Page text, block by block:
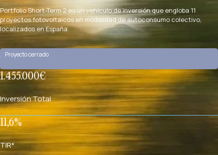
Portfolio Short-Term 2 es un vehículo de inversión que engloba 11
proyectos fotovoltaicos en modalidad de autoconsumo colectivo,
localizados en España
Proyecto cerrado
1.455.000€
Inversión Total
11,6%
TIR*